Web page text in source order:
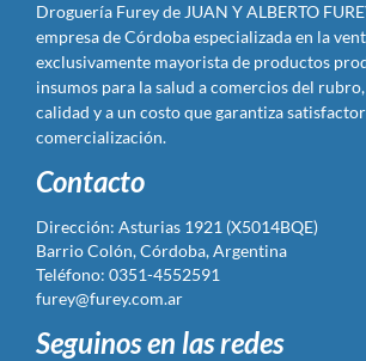
Droguería Furey de JUAN Y ALBERTO
empresa de Córdoba especializada en la
exclusivamente mayorista de productos
insumos para la salud a comercios del
calidad y a un costo que garantiza
comercialización.
Contacto
Dirección: Asturias 1921 (X5014BQE)
Barrio Colón, Córdoba, Argentina
Teléfono: 0351-4552591
furey@furey.com.ar
Seguinos en las redes